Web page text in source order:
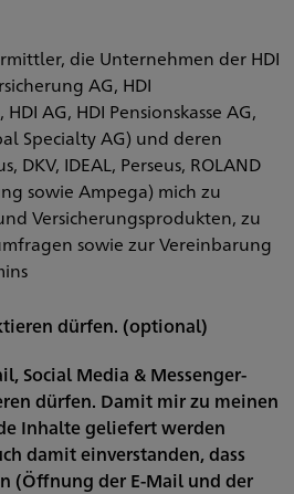
die Unternehmen der HDI
AG, HDI
AG, HDI Pensionskasse AG,
Specialty AG) und deren
DKV, IDEAL, Perseus, ROLAND
sowie Ampega) mich zu
Versicherungsprodukten, zu
sowie zur Vereinbarung
dürfen. (optional)
Social Media & Messenger-
dürfen. Damit mir zu meinen
Inhalte geliefert werden
damit einverstanden, dass
(Öffnung der E-Mail und der